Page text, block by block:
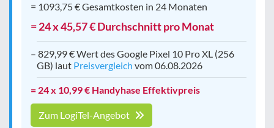
= 1093,75 € Gesamtkosten in 24 Monaten
= 24 x 45,57 € Durchschnitt pro Monat
– 829,99 € Wert des Google Pixel 10 Pro XL (256
GB) laut Preisvergleich vom 06.08.2026
= 24 x 10,99 € Handyhase Effektivpreis
Zum LogiTel-Angebot